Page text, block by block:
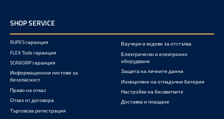
SHOP SERVICE
RUPES гаранция
FLEX Tools гаранция
SCANGRIP гаранция
Информационни листове за
безопасност
Право на отказ
Отказ от договора
Търговска регистрация
Ваучери и кодове за отстъпка
Електрическо и електронно
оборудване
Защита на личните данни
Изхвърляне на отпадъчни батерии
Настройки на бисквитките
Доставка и плащане